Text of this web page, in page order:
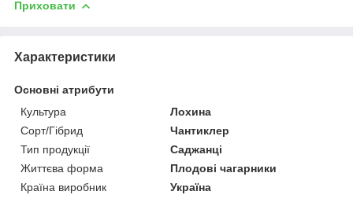
Приховати
Характеристики
Основні атрибути
Культура
Лохина
Сорт/Гібрид
Чантиклер
Тип продукції
Саджанці
Життєва форма
Плодові чагарники
Країна виробник
Україна